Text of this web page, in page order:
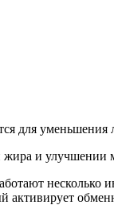
для
и улучшении
несколько
активирует